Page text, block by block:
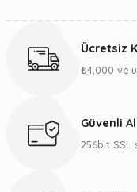
Ücretsiz
₺4,000 ve
Güvenli
256bit SSL